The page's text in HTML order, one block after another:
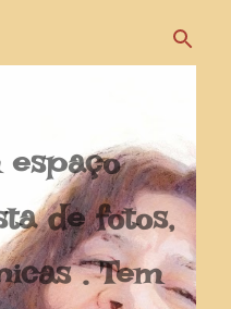
espaço
de fotos,
. Tem